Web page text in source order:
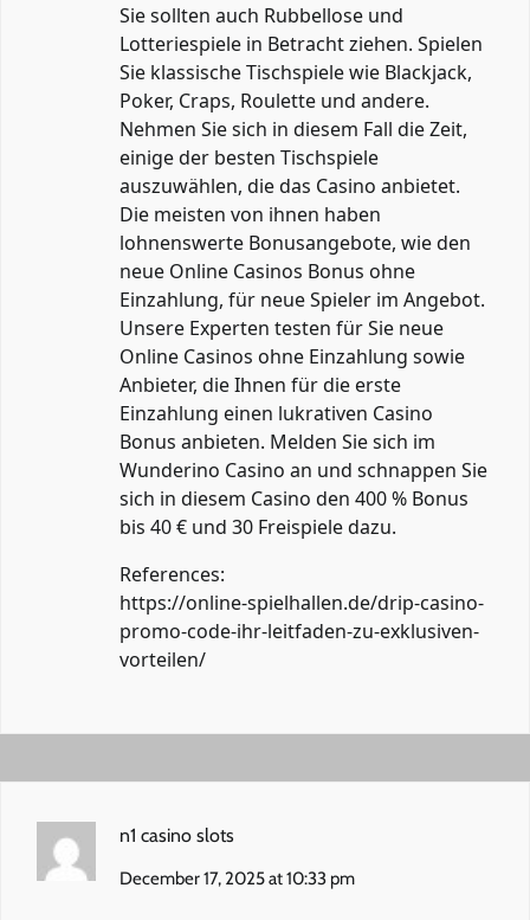
Sie sollten auch Rubbellose und
Lotteriespiele in Betracht ziehen. Spielen
Sie klassische Tischspiele wie Blackjack,
Poker, Craps, Roulette und andere.
Nehmen Sie sich in diesem Fall die Zeit,
einige der besten Tischspiele
auszuwählen, die das Casino anbietet.
Die meisten von ihnen haben
lohnenswerte Bonusangebote, wie den
neue Online Casinos Bonus ohne
Einzahlung, für neue Spieler im Angebot.
Unsere Experten testen für Sie neue
Online Casinos ohne Einzahlung sowie
Anbieter, die Ihnen für die erste
Einzahlung einen lukrativen Casino
Bonus anbieten. Melden Sie sich im
Wunderino Casino an und schnappen Sie
sich in diesem Casino den 400 % Bonus
bis 40 € und 30 Freispiele dazu.
References:
https://online-spielhallen.de/drip-casino-
promo-code-ihr-leitfaden-zu-exklusiven-
vorteilen/
n1 casino slots
December 17, 2025 at 10:33 pm